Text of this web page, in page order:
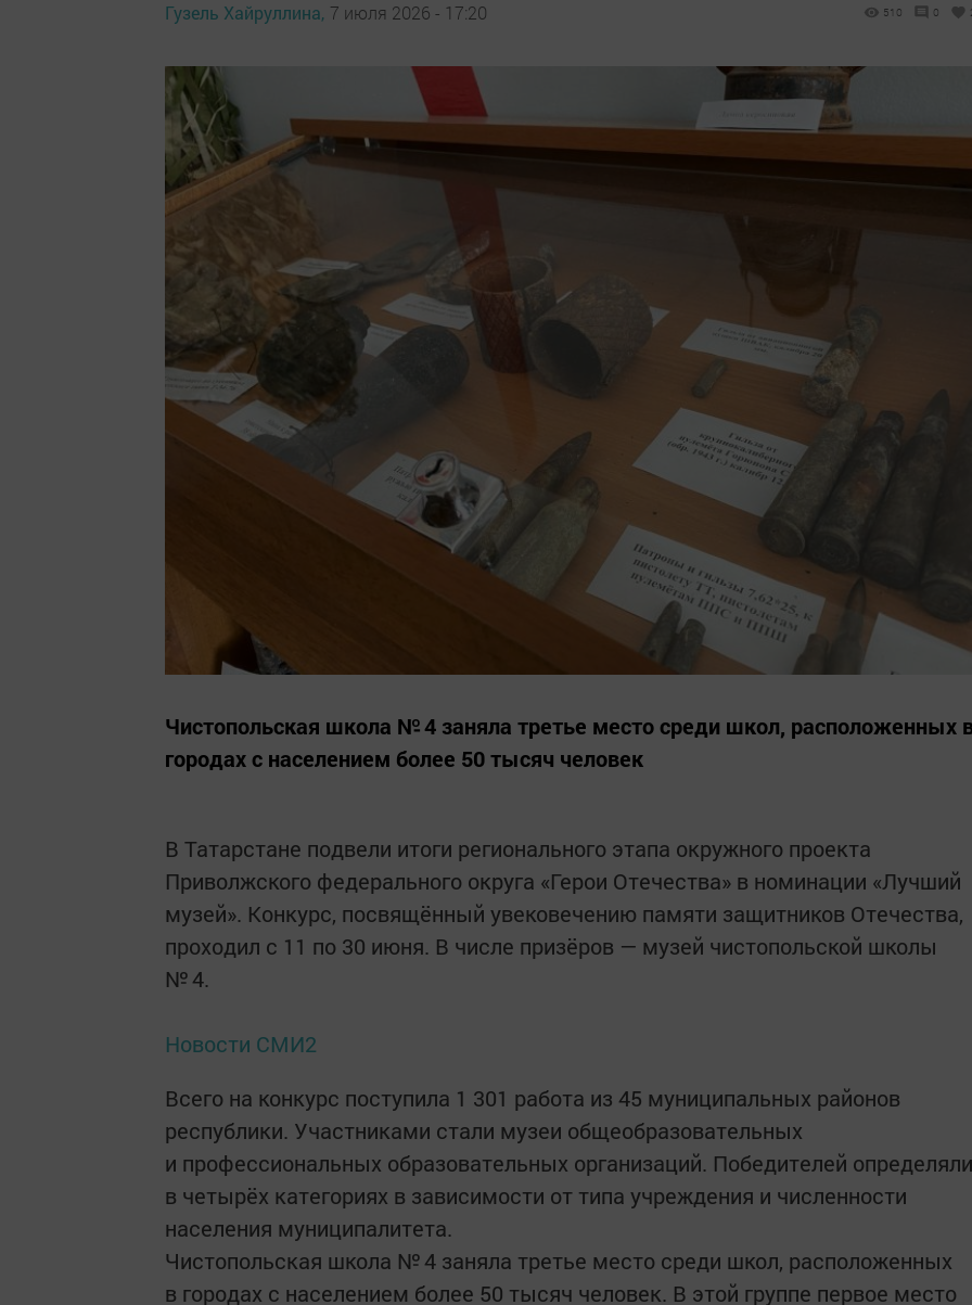
Гузель Хайруллина, 7 июля 2026 - 17:20 510 0
Чистопольская школа № 4 заняла третье место среди школ, расположенных
городах с населением более 50 тысяч человек
В Татарстане подвели итоги регионального этапа окружного проекта
Приволжского федерального округа «Герои Отечества» в номинации «Лучший
музей». Конкурс, посвящённый увековечению памяти защитников Отечества,
проходил с 11 по 30 июня. В числе призёров — музей чистопольской школы
№ 4.
Новости СМИ2
Всего на конкурс поступила 1 301 работа из 45 муниципальных районов
республики. Участниками стали музеи общеобразовательных
и профессиональных образовательных организаций. Победителей определяли
в четырёх категориях в зависимости от типа учреждения и численности
населения муниципалитета.
Чистопольская школа № 4 заняла третье место среди школ, расположенных
в городах с населением более 50 тысяч человек. В этой группе первое место